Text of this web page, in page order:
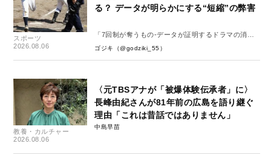
スポーツ
2026.08.06
る？ データが明らかにする“短縮”の弊害
「7回制が奪うもの-データが証明するドラマの消
失-」
ゴジキ（@godziki_55）
教養・カルチャー
2026.08.06
〈元TBSアナが「被爆体験伝承者」に〉
長峰由紀さんが81年前の広島を語り継ぐ
理由「これは昔話ではありません」
中島早苗